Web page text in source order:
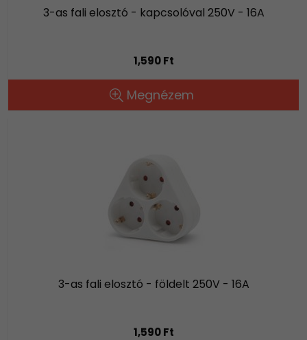
3-as fali elosztó - kapcsolóval 250V - 16A
1,590 Ft
Megnézem
3-as fali elosztó - földelt 250V - 16A
1,590 Ft